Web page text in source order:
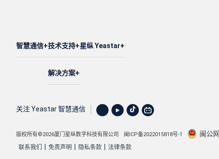
智慧通信 技术支持
解决方案
星纵 Yeastar
关注 Yeastar 智慧通信
版权所有©2026厦门星纵数字科技有限公司 闽ICP备2022015818号-1 闽公
联系我们 | 免责声明 | 隐私条款 | 法律条款